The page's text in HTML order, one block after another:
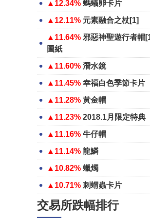
▲12.34% 螞蟻卵卡片
▲12.11% 元素融合之杖[1]
▲11.64% 邪惡神聖遊行者帽
圖紙
▲11.60% 潛水鏡
▲11.45% 幸福白色季節卡片
▲11.28% 黃金帽
▲11.23% 2018.1月限定特典
▲11.16% 牛仔帽
▲11.14% 龍鱗
▲10.82% 蠟燭
▲10.71% 刺蝟蟲卡片
交易所跌幅排行